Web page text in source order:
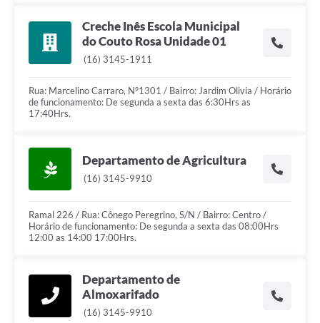
Creche Inês Escola Municipal
do Couto Rosa Unidade 01
(16) 3145-1911
Rua: Marcelino Carraro, Nº1301 / Bairro: Jardim Olivia / Horário
de funcionamento: De segunda a sexta das 6:30Hrs as
17:40Hrs.
Departamento de Agricultura
(16) 3145-9910
Ramal 226 / Rua: Cônego Peregrino, S/N / Bairro: Centro /
Horário de funcionamento: De segunda a sexta das 08:00Hrs
12:00 as 14:00 17:00Hrs.
Departamento de
Almoxarifado
(16) 3145-9910